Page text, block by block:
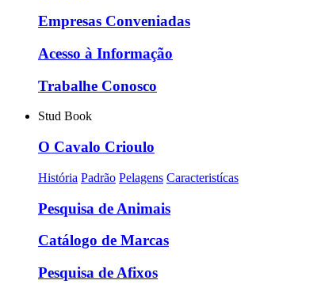
Empresas Conveniadas
Acesso à Informação
Trabalhe Conosco
Stud Book
O Cavalo Crioulo
História Padrão Pelagens Caracteristícas
Pesquisa de Animais
Catálogo de Marcas
Pesquisa de Afixos